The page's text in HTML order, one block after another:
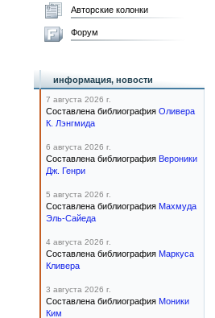
Авторские колонки
Форум
информация, новости
7 августа 2026 г.
Составлена библиография Оливера
К. Лэнгмида
6 августа 2026 г.
Составлена библиография Вероники
Дж. Генри
5 августа 2026 г.
Составлена библиография Махмуда
Эль-Сайеда
4 августа 2026 г.
Составлена библиография Маркуса
Кливера
3 августа 2026 г.
Составлена библиография Моники
Ким